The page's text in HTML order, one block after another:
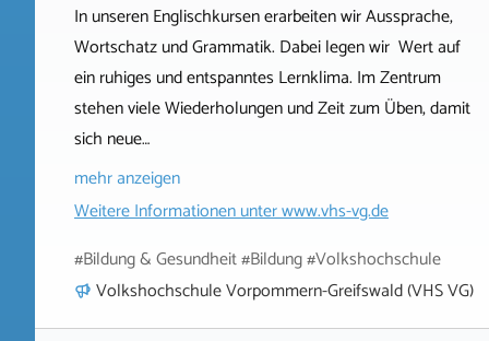
In unseren Englischkursen erarbeiten wir Aussprache,
Wortschatz und Grammatik. Dabei legen wir Wert auf
ein ruhiges und entspanntes Lernklima. Im Zentrum
stehen viele Wiederholungen und Zeit zum Üben, damit
sich neue…
mehr anzeigen
Weitere Informationen unterwww.vhs-vg.de
#Bildung & Gesundheit #Bildung #Volkshochschule
Volkshochschule Vorpommern-Greifswald (VHS VG)